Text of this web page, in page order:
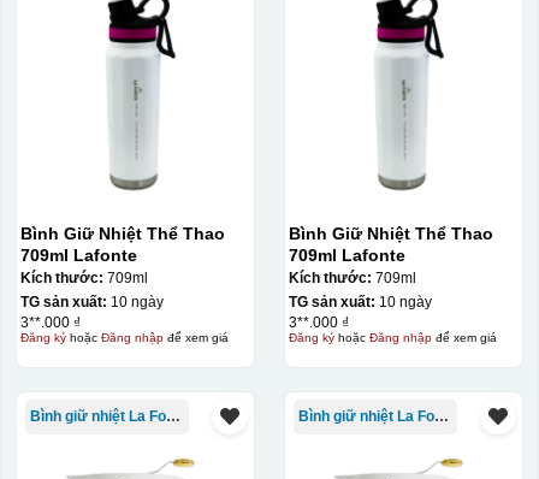
nước và trượt nhẹ lên gốm sứ để tem decal dính tạm lên
đó bằng nước. Người thợ sẽ căn chỉnh bằng mắt thường
gạt hết nước phía dưới ra
Bình Giữ Nhiệt Thể Thao
709ml Lafonte
Kích thước: 709ml
TG sản xuất: 10 ngày
3**.000 ₫
Đăng kýhoặc Đăng nhậpđể xem giá
Bình Giữ Nhiệt Thể Thao
709ml Lafonte
Kích thước: 709ml
TG sản xuất: 10 ngày
3**.000 ₫
Đăng kýhoặc Đăng nhậpđể xem giá
Bình giữ nhiệt La Fonte Bình giữ nhiệt La Fonte